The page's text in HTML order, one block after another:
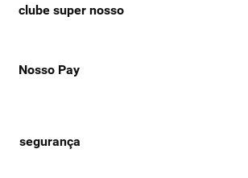
clube super nosso
Nosso Pay